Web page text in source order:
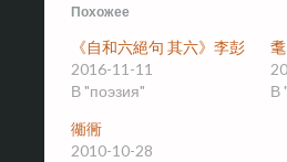
Похожее
《自和六絕句 其六》李彭
2016-11-11
В "поэзия"
耄
В
衚衕
2010-10-28